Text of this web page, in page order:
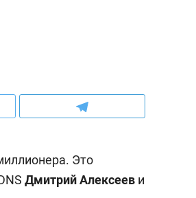
Это
Дмитрий Алексеев и
мастеров